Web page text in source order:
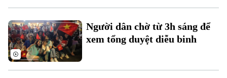
Người dân chờ từ 3h sáng để
xem tổng duyệt diễu binh